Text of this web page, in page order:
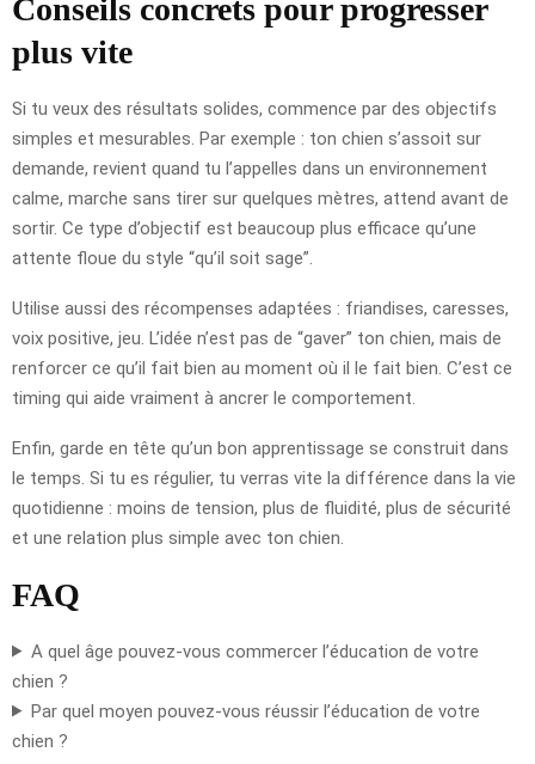
Conseils concrets pour progresser
plus vite
Si tu veux des résultats solides, commence par des objectifs
simples et mesurables. Par exemple : ton chien s’assoit sur
demande, revient quand tu l’appelles dans un environnement
calme, marche sans tirer sur quelques mètres, attend avant de
sortir. Ce type d’objectif est beaucoup plus efficace qu’une
attente floue du style “qu’il soit sage”.
Utilise aussi des récompenses adaptées : friandises, caresses,
voix positive, jeu. L’idée n’est pas de “gaver” ton chien, mais de
renforcer ce qu’il fait bien au moment où il le fait bien. C’est ce
timing qui aide vraiment à ancrer le comportement.
Enfin, garde en tête qu’un bon apprentissage se construit dans
le temps. Si tu es régulier, tu verras vite la différence dans la vie
quotidienne : moins de tension, plus de fluidité, plus de sécurité
et une relation plus simple avec ton chien.
FAQ
A quel âge pouvez-vous commercer l’éducation de votre
chien ?
Par quel moyen pouvez-vous réussir l’éducation de votre
chien ?